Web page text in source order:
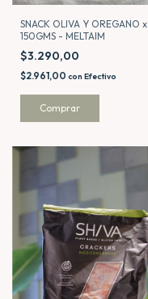
SNACK OLIVA Y OREGANO x
150GMS - MELTAIM
$3.290,00
$2.961,00 con Efectivo